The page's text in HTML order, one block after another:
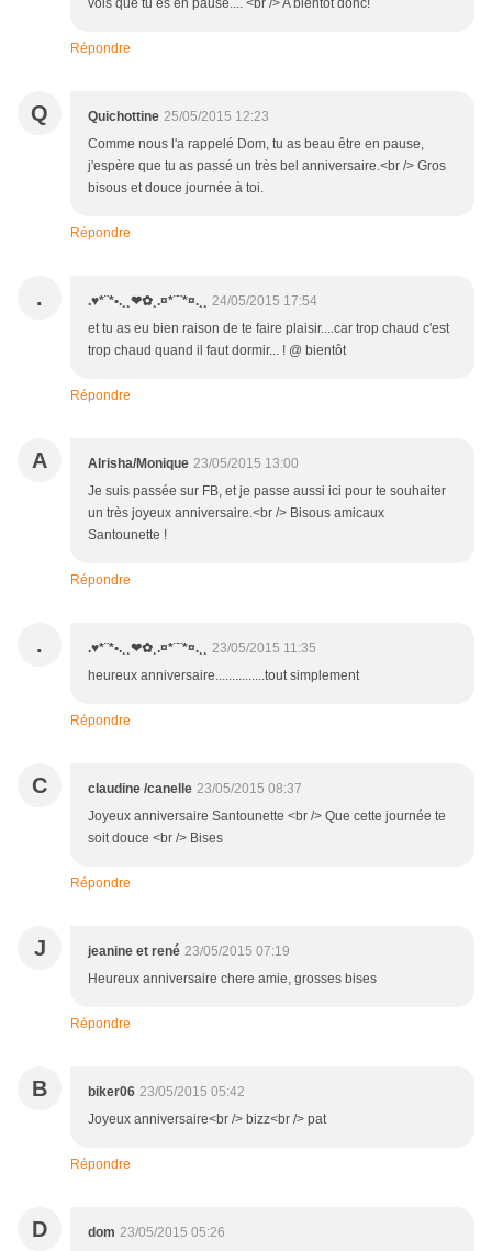
vois que tu es en pause.... <br /> A bientôt donc!
Répondre
Q Quichottine 25/05/2015 12:23
Comme nous l'a rappelé Dom, tu as beau être en pause,
j'espère que tu as passé un très bel anniversaire.<br /> Gros
bisous et douce journée à toi.
Répondre
. .♥*¨*•.¸¸❤✿¸.¤*¨¨*¤.¸¸
24/05/2015 17:54
et tu as eu bien raison de te faire plaisir....car trop chaud c'est
trop chaud quand il faut dormir... ! @ bientôt
Répondre
A Alrisha/Monique 23/05/2015 13:00
Je suis passée sur FB, et je passe aussi ici pour te souhaiter
un très joyeux anniversaire.<br /> Bisous amicaux
Santounette !
Répondre
. .♥*¨*•.¸¸❤✿¸.¤*¨¨*¤.¸¸
23/05/2015 11:35
heureux anniversaire...............tout simplement
Répondre
C claudine /canelle 23/05/2015 08:37
Joyeux anniversaire Santounette <br /> Que cette journée te
soit douce <br /> Bises
Répondre
J jeanine et rené 23/05/2015 07:19
Heureux anniversaire chere amie, grosses bises
Répondre
B biker06 23/05/2015 05:42
Joyeux anniversaire<br /> bizz<br /> pat
Répondre
D dom 23/05/2015 05:26